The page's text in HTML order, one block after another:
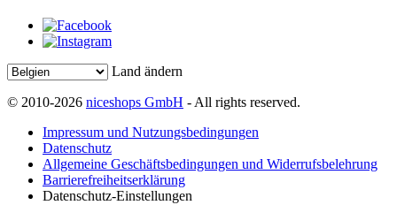
Land ändern
© 2010-2026 niceshops GmbH - All rights reserved.
Impressum und Nutzungsbedingungen
Datenschutz
Allgemeine Geschäftsbedingungen und Widerrufsbelehrung
Barrierefreiheitserklärung
Datenschutz-Einstellungen